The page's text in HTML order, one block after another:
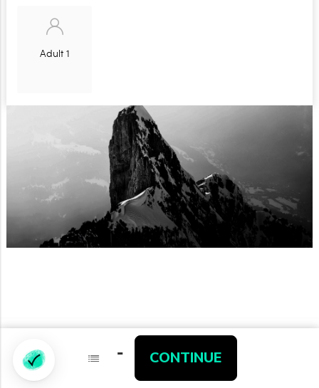
Adult 1
- CONTINUE
- CONTINUE
Partners